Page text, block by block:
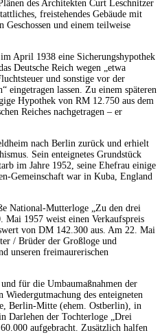
des Architekten Curt Leschnitzer
freistehendes Gebäude mit
Geschossen und einem teilweise
April 1938 eine Sicherungshypothek
Deutsche Reich wegen „etwa
und sonstige vor der
eingetragen lassen. Zu einem späteren
Hypothek von RM 12.750 aus dem
Reiches nachgetragen – er
nach Berlin zurück und erhielt
Sein enteignetes Grundstück
im Jahre 1952, seine Ehefrau einige
Gemeinschaft war in Kuba, England
National-Mutterloge „Zu den drei
1957 weist einen Verkaufspreis
von DM 142.300 aus. Am 22. Mai
/ Brüder der Großloge und
unseren freimaurerischen
für die Umbaumaßnahmen der
des enteigneten
Berlin-Mitte (ehem. Ostberlin), in
Darlehen der Tochterloge „Drei
aufgebracht. Zusätzlich halfen